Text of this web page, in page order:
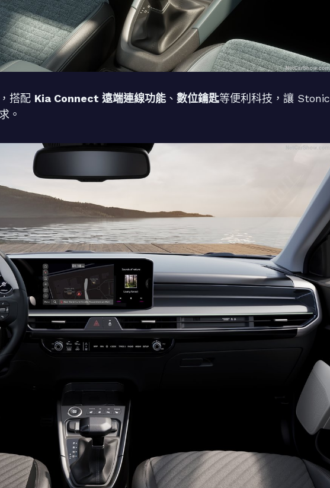
搭配 Kia Connect 遠端連線功能 、 數位鑰匙等便利科技，讓 Stonic
。